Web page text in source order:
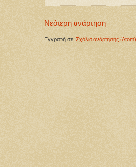
Νεότερη ανάρτηση
Εγγραφή σε: Σχόλια ανάρτησης (Atom)